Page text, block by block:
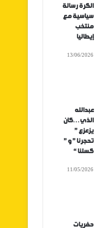
الكرة رسالة
سياسية مع
منتخب
إيطاليا
13/06/2026
عبدالله
الذي…كان
يزعزع ”
تحجرنا ” و ”
كسلنا “
11/05/2026
حفريات